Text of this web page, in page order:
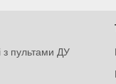
з пультами ДУ